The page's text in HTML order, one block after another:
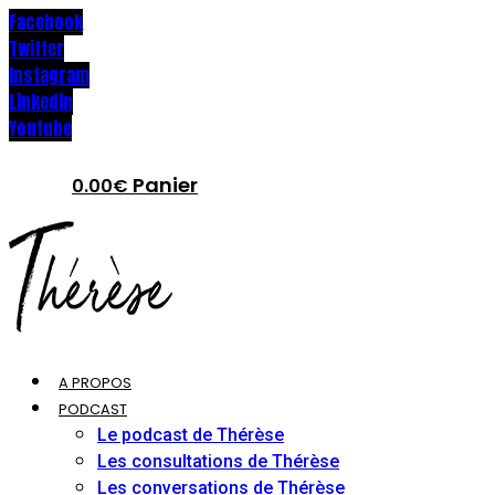
Facebook
Twitter
Instagram
Linkedin
Youtube
0.00€ Panier
A PROPOS
PODCAST
Le podcast de Thérèse
Les consultations de Thérèse
Les conversations de Thérèse